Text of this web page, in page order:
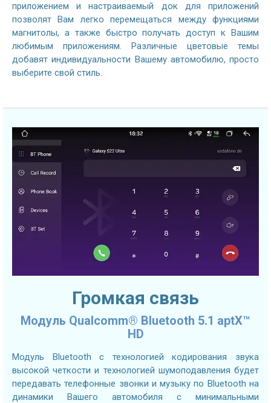
приложением и настраиваемый док для приложений
позволят Вам легко перемещаться между функциями
магнитолы, а также быстро получать доступ к Вашим
любимым приложениям. Различные цветовые темы
добавят индивидуальности Вашему автомобилю, просто
выберите свой стиль.
Громкая связь
Модуль Qualcomm® Bluetooth 5.1 aptX™
HD
Модуль Bluetooth с технологией кодирования звука
высокой четкости и технологией шумоподавления будет
передавать телефонные звонки и музыку по Bluetooth на
динамики Вашего автомобиля с минимальными